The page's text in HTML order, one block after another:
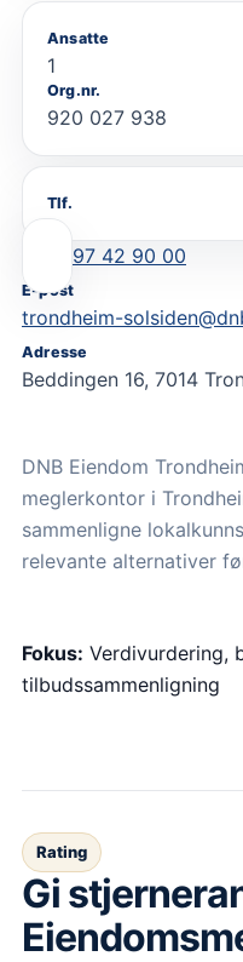
Ansatte
1
Org.nr.
920 027 938
Tlf.
97 42 90 00
E-post
trondheim-
Adresse
Beddingen 16, 7014
DNB Eiendom
meglerkontor i
sammenligne
relevante alternativer
Fokus: Verdivurdering,
tilbudssammenligning
Rating
Gi